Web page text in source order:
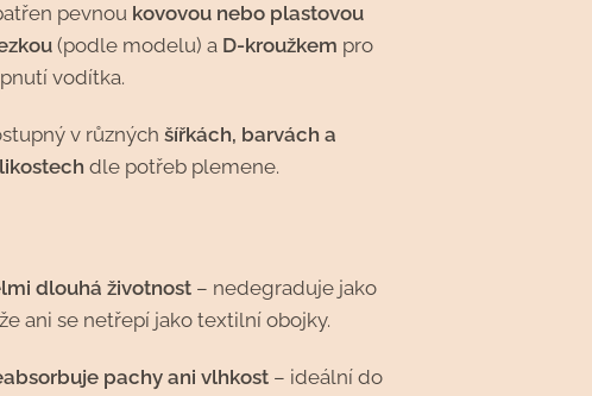
pevnou kovovou nebo plastovou
(podle modelu) a D-kroužkem pro
vodítka.
v různýchšířkách, barvách a
dle potřeb plemene.
dlouhá životnost – nedegraduje jako
ani se netřepí jako textilní obojky.
pachy ani vlhkost – ideální do